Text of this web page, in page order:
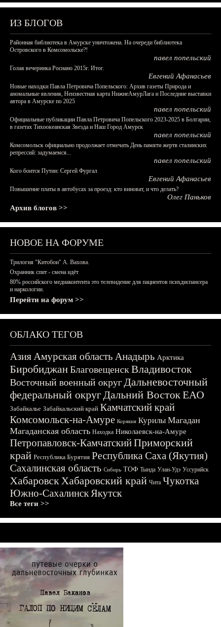
ИЗ БЛОГОВ
Районная библиотека в Амурске уничтожена. На очереди библиотека
Островского в Комсомольске?!
павел попельский
Голая вечеринка Роснано 2015г. Итог.
Евгений Афанасьев
Новые находки Павла Петровича Попельского: Архив газеты Природа и
аномальные явления, Неизвестная карта НижнеАмурЛага и Последние выставки
автора в Амурске по 2025
павел попельский
Официальные публикации Павла Петровича Попельского 2023-2025 в Болгарии,
в газетах Тихоокеанская Звезда и Наш Город Амурск
павел попельский
Комсомольск официально продолжает отмечать День памяти жертв сталинских
репрессий: задумаемся...
павел попельский
Кого боится Путин: Сергей Фургал
Евгений Афанасьев
Повышение платы в автобусах за проезд: кто виноват, и что делать?
Олег Паньков
Архив блогов >>
НОВОЕ НА ФОРУМЕ
Трилогия "Китобои" А. Вахова.
Охранник спит - смена идёт
80% российского медиаконтента это телевидение для пациентов психдиспансера
и наркологии.
Перейти на форум >>
ОБЛАКО ТЕГОВ
АзияАмурская область Анадырь Арктика
БиробиджанБлаговещенскВладивосток
Восточный военный округДальневосточный
федеральный округДальний ВостокЕАО
Забайкалье Забайкальский край Камчатский край
Комсомольск-на-Амуре Корякия Курилы Магадан
Магаданская область Находка Николаевск-на-Амуре
Петропавловск-КамчатскийПриморский
край Республика Бурятия Республика Саха (Якутия)
Сахалинская область Сибирь ТОФ Тында Улан-Удэ Уссурийск
ХабаровскХабаровский край Чита Чукотка
Южно-СахалинскЯкутск
Все теги >>